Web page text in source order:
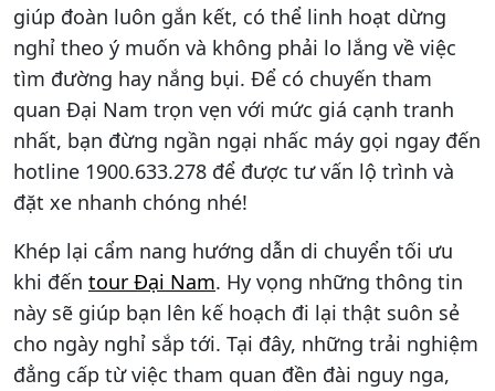
giúp đoàn luôn gắn kết, có thể linh hoạt dừng
nghỉ theo ý muốn và không phải lo lắng về việc
tìm đường hay nắng bụi. Để có chuyến tham
quan Đại Nam trọn vẹn với mức giá cạnh tranh
nhất, bạn đừng ngần ngại nhấc máy gọi ngay đến
hotline 1900.633.278 để được tư vấn lộ trình và
đặt xe nhanh chóng nhé!
Khép lại cẩm nang hướng dẫn di chuyển tối ưu
khi đến tour Đại Nam. Hy vọng những thông tin
này sẽ giúp bạn lên kế hoạch đi lại thật suôn sẻ
cho ngày nghỉ sắp tới. Tại đây, những trải nghiệm
đẳng cấp từ việc tham quan đền đài nguy nga,